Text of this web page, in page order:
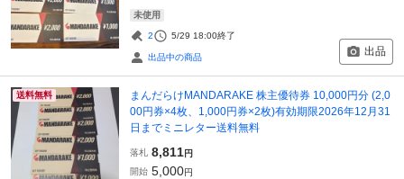
未使用
2 5/29 18:00終了
出品中の商品 出品
送料無料
まんだらけMANDARAKE 株主優待券 10,000円分 (2,0
00円券×4枚、1,000円券×2枚)有効期限2026年12月31
日までミニレター送料無料
落札 8,811円
開始 5,000円